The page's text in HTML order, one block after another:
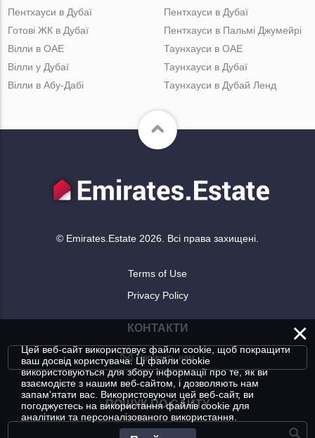
Пентхауси в Дубаї
Готові ЖК в Дубаї
Пентхауси в Дубаї
Пентхауси в Пальмі Джумейрі
Вілли в ОАЕ
Вілли у Дубаї
Вілли в Абу-Дабі
Таунхауси в ОАЕ
Таунхауси в Дубаї
Таунхауси в Дубай Ленд
© Emirates.Estate 2026. Всі права захищені.
Terms of Use
Privacy Policy
КОНТАКТИ
Напишіть нам
ПОШУК ПО САЙТУ
×
Цей веб-сайт використовує файли cookie, щоб покращити
ваш досвід користувача. Ці файли cookie
використовуються для збору інформації про те, як ви
взаємодієте з нашим веб-сайтом, і дозволяють нам
запам'ятати вас. Використовуючи цей веб-сайт, ви
погоджуєтесь на використання файлів cookie для
аналітики та персоналізованого використання.